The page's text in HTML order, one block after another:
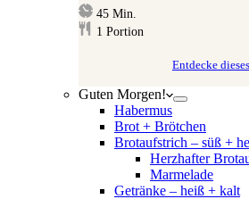
45 Minuten
Min.
1 Portion
Entdecke
Guten Morgen!
Habermus
Brot + Brötchen
Brotaufstrich – süß +
Herzhafter
Marmelade
Getränke – heiß + kalt